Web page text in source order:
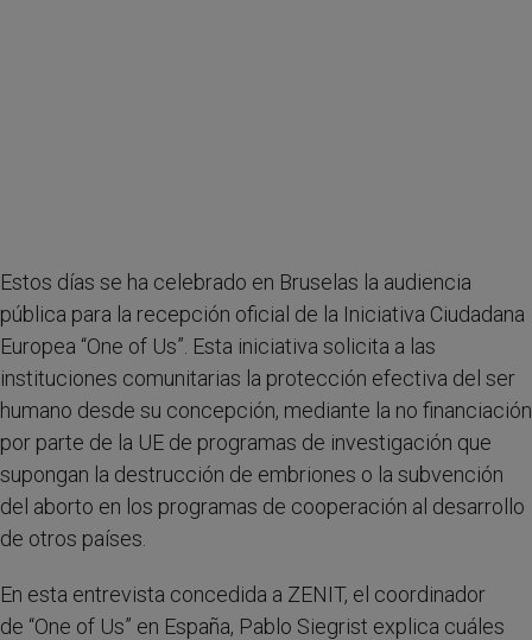
Estos días se ha celebrado en Bruselas la audiencia
pública para la recepción oficial de la Iniciativa Ciudadana
Europea “One of Us”. Esta iniciativa solicita a las
instituciones comunitarias la protección efectiva del ser
humano desde su concepción, mediante la no financiación
por parte de la UE de programas de investigación que
supongan la destrucción de embriones o la subvención
del aborto en los programas de cooperación al desarrollo
de otros países.
En esta entrevista concedida a ZENIT, el coordinador
de “One of Us” en España, Pablo Siegrist explica cuáles